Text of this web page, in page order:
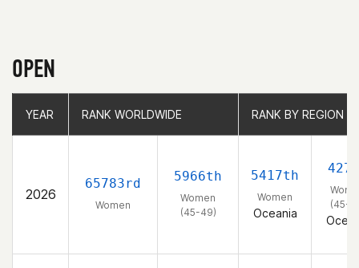
OPEN
YEAR RANK WORLDWIDE RANK BY REGION
2026
65783rd
Women
5966th
Women
(45-49)
5417th
Women
Oceania
(45-
YEAR RANK WORLDWIDE RANK BY REGION